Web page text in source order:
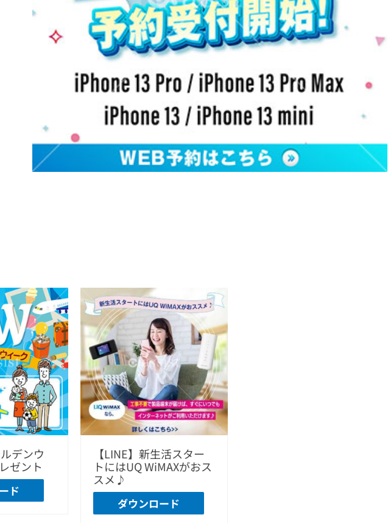
デンウ
ゼント
ド
【LINE】新生活スター
トにはUQ WiMAXがおス
スメ♪
ダウンロード